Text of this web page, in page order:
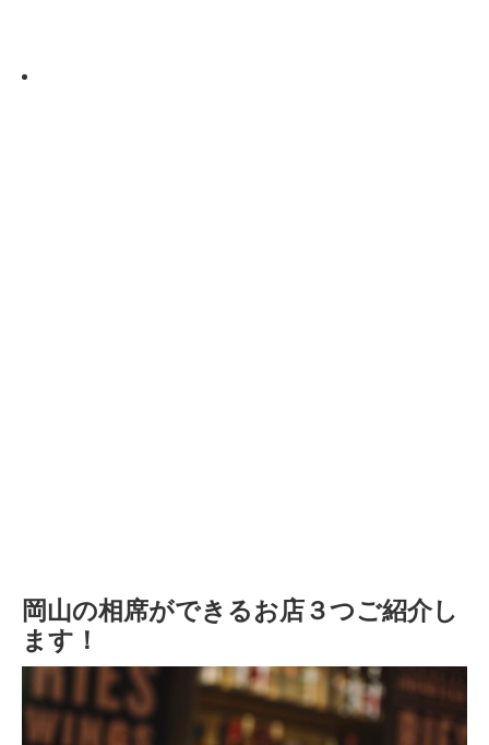
岡山の相席ができるお店３つご紹介し
ます！